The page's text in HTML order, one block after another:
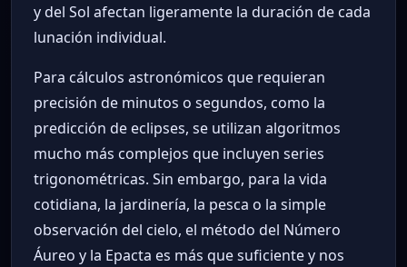
y del Sol afectan ligeramente la duración de cada
lunación individual.
Para cálculos astronómicos que requieran
precisión de minutos o segundos, como la
predicción de eclipses, se utilizan algoritmos
mucho más complejos que incluyen series
trigonométricas. Sin embargo, para la vida
cotidiana, la jardinería, la pesca o la simple
observación del cielo, el método del Número
Áureo y la Epacta es más que suficiente y nos